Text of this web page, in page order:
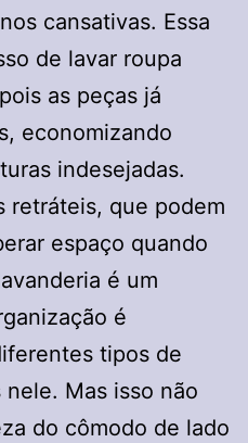
cansativas. Essa
de lavar roupa
as peças já
economizando
indesejadas.
retráteis, que podem
espaço quando
é um
é
tipos de
Mas isso não
do cômodo de lado